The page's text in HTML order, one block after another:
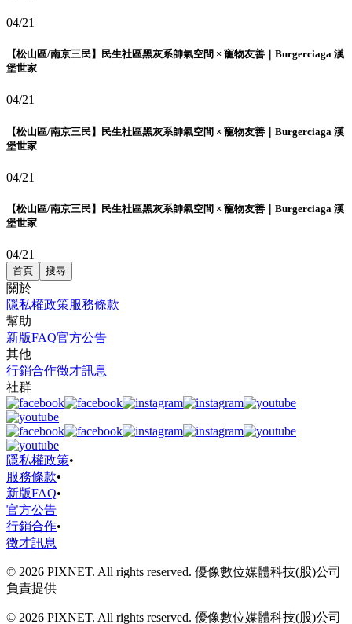
04/21
【松山區/南京三民】民生社區黑灰系帥氣空間 × 寵物友善｜Burgerciaga 漢
堡世家
04/21
【松山區/南京三民】民生社區黑灰系帥氣空間 × 寵物友善｜Burgerciaga 漢
堡世家
04/21
【松山區/南京三民】民生社區黑灰系帥氣空間 × 寵物友善｜Burgerciaga 漢
堡世家
04/21
首頁 搜尋
關於
隱私權政策服務條款
幫助
新版FAQ官方公告
其他
行銷合作徵才訊息
社群
隱私權政策•
服務條款•
新版FAQ•
官方公告
行銷合作•
徵才訊息
© 2026 PIXNET. All rights reserved. 優像數位媒體科技(股)公司
負責提供
© 2026 PIXNET. All rights reserved. 優像數位媒體科技(股)公司